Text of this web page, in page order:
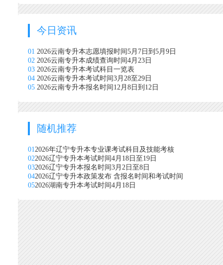
今日资讯
01 2026云南专升本志愿填报时间5月7日到5月9日
02 2026云南专升本成绩查询时间4月23日
03 2026云南专升本考试科目一览表
04 2026云南专升本考试时间3月28至29日
05 2026云南专升本报名时间12月8日到12日
随机推荐
012026年辽宁专升本专业课考试科目及技能考核
022026辽宁专升本考试时间4月18日至19日
032026辽宁专升本报名时间3月2日至8日
042026辽宁专升本政策发布 含报名时间和考试时间
052026湖南专升本考试时间4月18日